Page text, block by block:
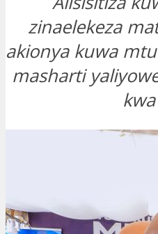
zinaelekeza
akionya kuwa
masharti